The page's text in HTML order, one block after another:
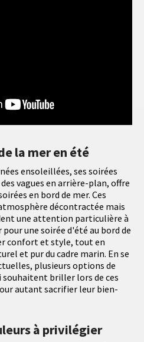
la mer en été
ensoleillées, ses soirées
vagues en arrière-plan, offre
en bord de mer. Ces
décontractée mais
une attention particulière à
une soirée d'été au bord de
confort et style, tout en
et pur du cadre marin. En se
plusieurs options de
souhaitent briller lors de ces
autant sacrifier leur bien-
à privilégier